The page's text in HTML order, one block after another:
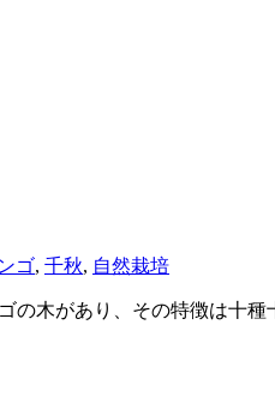
ゴ, 千秋, 自然栽培
の木があり、その特徴は十